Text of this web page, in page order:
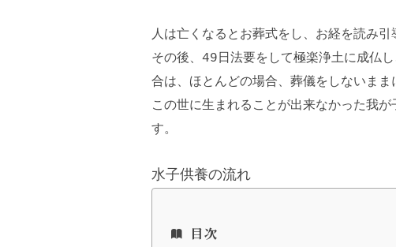
人は亡くなるとお葬式をし、お経を読み
その後、49日法要をして極楽浄土に成仏
合は、ほとんどの場合、葬儀をしないまま
この世に生まれることが出来なかった我
す。
水子供養の流れ
目次